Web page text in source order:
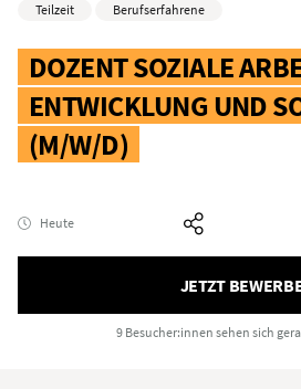
DOZENT SOZIALE
ENTWICKLUNG UND
(M/W/D)
Teilzeit
Berufserfahrene
Heute
JETZT
9 Besucher:innen sehen sich